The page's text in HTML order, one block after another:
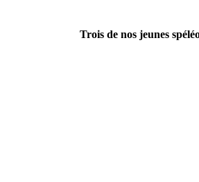
Trois de nos jeunes